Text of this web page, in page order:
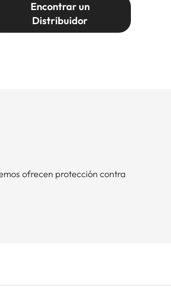
Encontrar un
Distribuidor
ofrecen protección contra